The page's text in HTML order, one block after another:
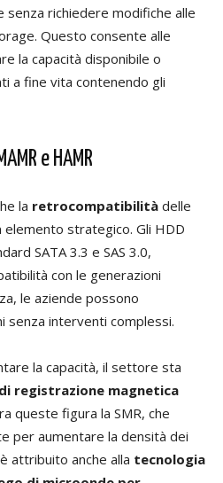
richiedere modifiche alle
Questo consente alle
la capacità disponibile o
a fine vita contenendo gli
e HAMR
la retrocompatibilità delle
strategico. Gli HDD
SATA 3.3 e SAS 3.0,
con le generazioni
le aziende possono
senza interventi complessi.
la capacità, il settore sta
registrazione magnetica
queste figura la SMR, che
per aumentare la densità dei
attribuito anche alla tecnologia